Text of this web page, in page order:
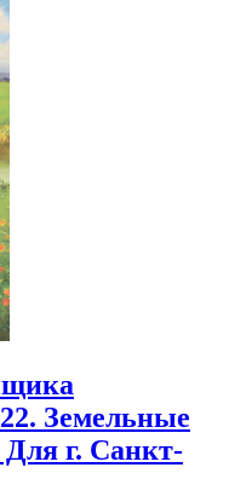
Земельные
Для г. Санкт-